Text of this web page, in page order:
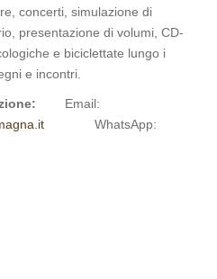
concerti, simulazione di
presentazione di volumi, CD-
e biciclettate lungo i
e incontri.
Email:
WhatsApp: